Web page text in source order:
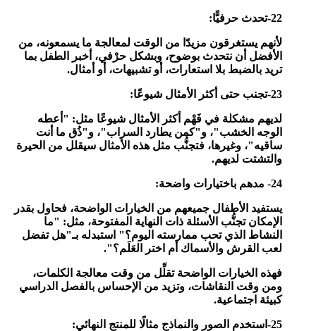
22-تحدث حرفيًّا:
لأنهم يستغرقون مزيدًا من الوقت لمعالجة ما يسمعونه، من
الأفضل أن نتحدث بوضوح، وبشكل حرْفي، أخبر الطفل بما
تريد بالضبط بلا استعارات، أو تشبيهات، أو أمثال.
23-تجنب حتى أكثر الأمثال شيوعًا:
لديهم مشكلة في فَهْم أكثر الأمثال شيوعًا مثل: "أعطه
الوجه الخشب"، و"كمن يطارد السراب"، و"ذُق ما أنت
ساقيه"، وغيرها، فتجنُّب مثل هذه الأمثال سيقلل من الحيرة
والتشتت لديهم.
24- مدهم باختيارات واضحة:
يستفيد الأطفال جميعهم من الخيارات الواضحة، فحاول بقدر
الإمكان تجنُّب الأسئلة ذات النهاية المفتوحة، مثل: "ما
النشاط الذي تحب ممارسته اليوم؟" استبدله بـ"هل تفضل
لعب القرش والأسماك أم اختر العَلَم؟".
فهذه الخيارات الواضحة تقلِّل من وقت معالجة الكلمات،
ومن وقت النقاشات، وتزيد من الإحساس بالفصل الدراسي
كبيئة اجتماعية.
25-استخدم الصور والنماذج مثالًا للمنتج النهائي: